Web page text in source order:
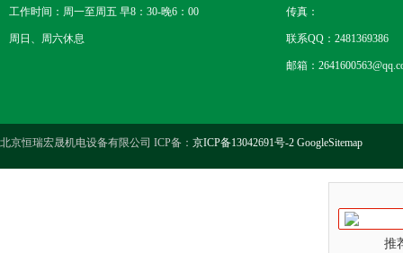
工作时间：周一至周五 早8：30-晚6：00
周日、周六休息
传真：
联系QQ：2481369386
邮箱：
北京恒瑞宏晟机电设备有限公司 ICP备： 京ICP备13042691号-2 GoogleSitemap
推